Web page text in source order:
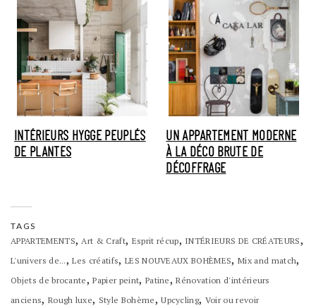
INTÉRIEURS HYGGE PEUPLÉS
DE PLANTES
UN APPARTEMENT MODERNE
À LA DÉCO BRUTE DE
DÉCOFFRAGE
TAGS
APPARTEMENTS,Art & Craft, Esprit récup, INTÉRIEURS DE CRÉATEURS,
L'univers de...,Les créatifs, LES NOUVEAUX BOHÈMES, Mix and match,
Objets de brocante,Papier peint, Patine,Rénovation d'intérieurs
anciens, Rough luxe, Style Bohème,Upcycling, Voir ou revoir